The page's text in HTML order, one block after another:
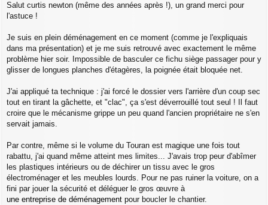
s
s
g
Salut curtis newton (même des années après !), un grand merci pour
l'astuce !
Je suis en plein déménagement en ce moment (comme je l'expliquais
dans ma présentation) et je me suis retrouvé avec exactement le même
problème hier soir. Impossible de basculer ce fichu siège passager pour y
glisser de longues planches d'étagères, la poignée était bloquée net.
J'ai appliqué ta technique : j'ai forcé le dossier vers l'arrière d'un coup sec
tout en tirant la gâchette, et "clac", ça s'est déverrouillé tout seul ! Il faut
croire que le mécanisme grippe un peu quand l'ancien propriétaire ne s'en
servait jamais.
Par contre, même si le volume du Touran est magique une fois tout
rabattu, j'ai quand même atteint mes limites... J'avais trop peur d'abîmer
les plastiques intérieurs ou de déchirer un tissu avec le gros
électroménager et les meubles lourds. Pour ne pas ruiner la voiture, on a
fini par jouer la sécurité et déléguer le gros œuvre à
une entreprise de déménagement pour boucler le chantier.